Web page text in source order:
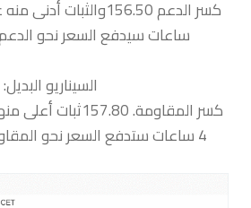
ساعات سيدفع السعر نحو الدعم
السيناريو البديل:
كسر المقاومة.
4 ساعات ستدفع السعر نحو المقاومة التالية158.05